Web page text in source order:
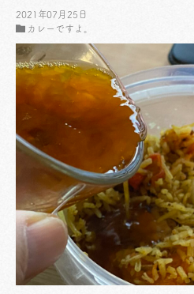
2021年07月25日
カレーですよ。